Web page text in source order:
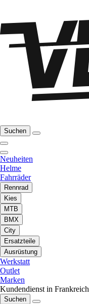
Suchen
Neuheiten
Helme
Fahrräder
Rennrad
Kies
MTB
BMX
City
Ersatzteile
Ausrüstung
Werkstatt
Outlet
Marken
Kundendienst in Frankreich
Suchen